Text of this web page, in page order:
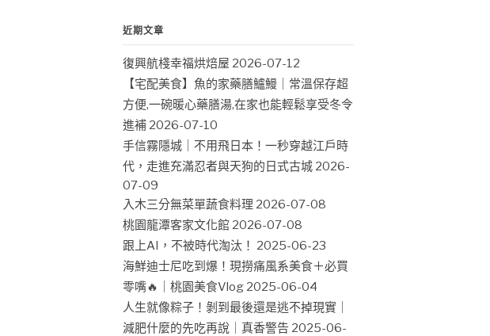
近期文章
復興航棧幸福烘焙屋 2026-07-12
【宅配美食】魚的家藥膳鱸鰻｜常溫保存超
方便,一碗暖心藥膳湯,在家也能輕鬆享受冬令
進補 2026-07-10
手信霧隱城｜不用飛日本！一秒穿越江戶時
代，走進充滿忍者與天狗的日式古城 2026-
07-09
入木三分無菜單蔬食料理 2026-07-08
桃園龍潭客家文化館 2026-07-08
跟上AI，不被時代淘汰！ 2025-06-23
海鮮迪士尼吃到爆！現撈痛風系美食＋必買
零嘴🔥｜桃園美食Vlog 2025-06-04
人生就像粽子！剝到最後還是逃不掉現實｜
減肥什麼的先吃再說｜真香警告 2025-06-